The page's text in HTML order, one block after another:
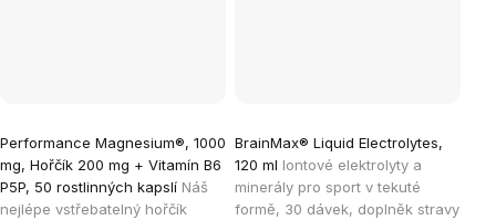
Performance Magnesium®, 1000
mg, Hořčík 200 mg + Vitamín B6
P5P, 50 rostlinných kapslí Náš
nejlépe vstřebatelný hořčík
hodnocení
produktu
je
BrainMax® Liquid Electrolytes,
120 ml Iontové elektrolyty a
minerály pro sport v tekuté
formě, 30 dávek, doplněk stravy
hodnocení
produktu
je